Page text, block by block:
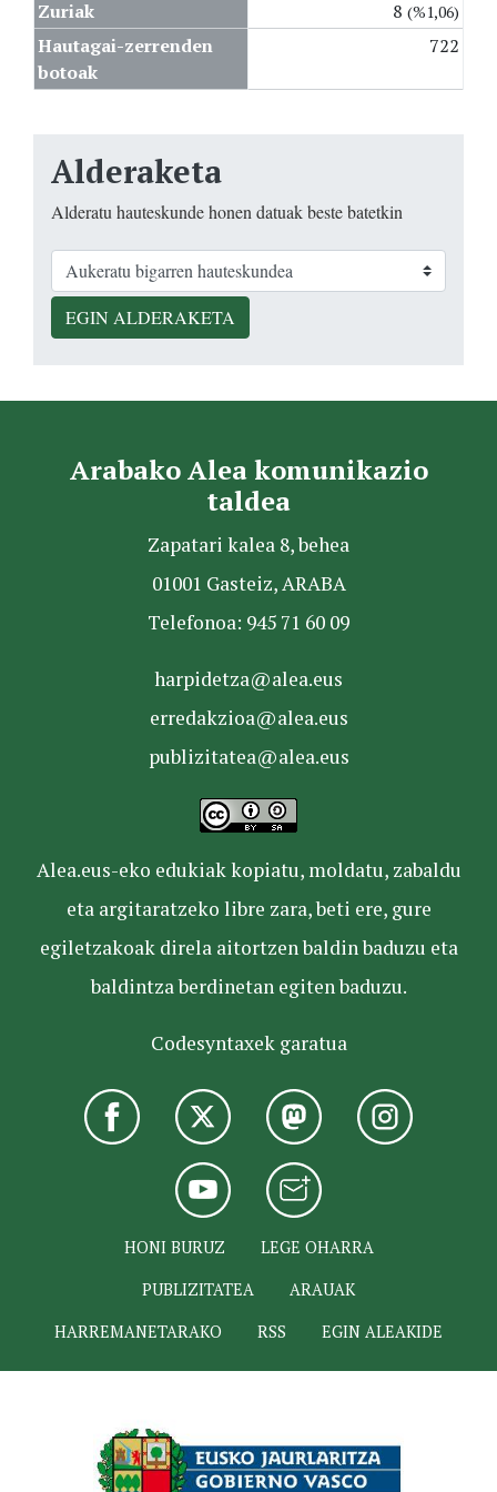
Zuriak 8 (%1,06)
Hautagai-zerrenden
botoak
722
Alderaketa
Alderatu hauteskunde honen datuak beste batetkin
EGIN ALDERAKETA
Arabako Alea komunikazio
taldea
Zapatari kalea 8, behea
01001 Gasteiz, ARABA
Telefonoa: 945 71 60 09
harpidetza@alea.eus
erredakzioa@alea.eus
publizitatea@alea.eus
Alea.eus-eko edukiak kopiatu, moldatu, zabaldu
eta argitaratzeko libre zara, beti ere, gure
egiletzakoak direla aitortzen baldin baduzu eta
baldintza berdinetan egiten baduzu.
Codesyntaxek garatua
HONI BURUZ
LEGE OHARRA
PUBLIZITATEA
ARAUAK
HARREMANETARAKO
RSS EGIN ALEAKIDE